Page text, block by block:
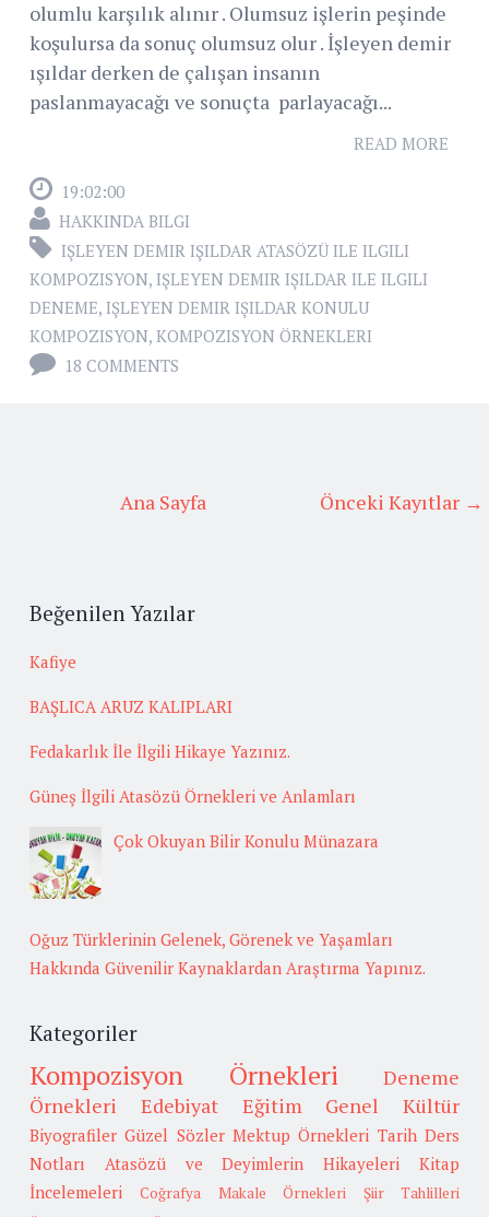
olumlu karşılık alınır . Olumsuz işlerin peşinde
koşulursa da sonuç olumsuz olur . İşleyen demir
ışıldar derken de çalışan insanın
paslanmayacağı ve sonuçta parlayacağı...
READ MORE
19:02:00
HAKKINDA BILGI
IŞLEYEN DEMIR IŞILDAR ATASÖZÜ ILE ILGILI
KOMPOZISYON, IŞLEYEN DEMIR IŞILDAR ILE ILGILI
DENEME, IŞLEYEN DEMIR IŞILDAR KONULU
KOMPOZISYON, KOMPOZISYON ÖRNEKLERI
18 COMMENTS
Önceki Kayıtlar →
Ana Sayfa
Beğenilen Yazılar
Kafiye
BAŞLICA ARUZ KALIPLARI
Fedakarlık İle İlgili Hikaye Yazınız.
Güneş İlgili Atasözü Örnekleri ve Anlamları
Çok Okuyan Bilir Konulu Münazara
Oğuz Türklerinin Gelenek, Görenek ve Yaşamları
Hakkında Güvenilir Kaynaklardan Araştırma Yapınız.
Kategoriler
Kompozisyon Örnekleri
Deneme
Örnekleri
Edebiyat Eğitim Genel Kültür
Biyografiler Güzel Sözler Mektup Örnekleri Tarih Ders
Notları
Atasözü ve Deyimlerin Hikayeleri
Kitap
İncelemeleri
Coğrafya Makale Örnekleri Şiir Tahlilleri